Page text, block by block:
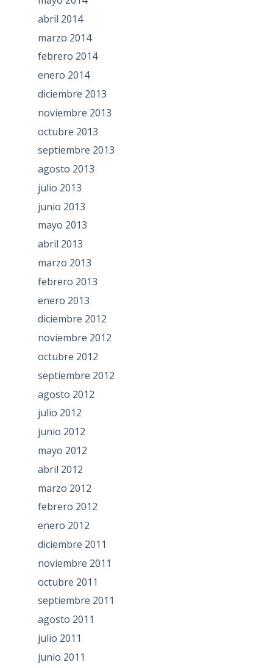
abril 2014
marzo 2014
febrero 2014
enero 2014
diciembre 2013
noviembre 2013
octubre 2013
septiembre 2013
agosto 2013
julio 2013
junio 2013
mayo 2013
abril 2013
marzo 2013
febrero 2013
enero 2013
diciembre 2012
noviembre 2012
octubre 2012
septiembre 2012
agosto 2012
julio 2012
junio 2012
mayo 2012
abril 2012
marzo 2012
febrero 2012
enero 2012
diciembre 2011
noviembre 2011
octubre 2011
septiembre 2011
agosto 2011
julio 2011
junio 2011